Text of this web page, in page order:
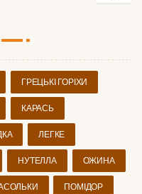
ГРЕЦЬКІ ГОРІХИ
КАРАСЬ
ЛЕГКЕ
НУТЕЛЛА ОЖИНА
ПОМІДОР